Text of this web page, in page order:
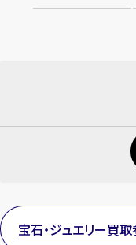
宝石・ジュエリー買